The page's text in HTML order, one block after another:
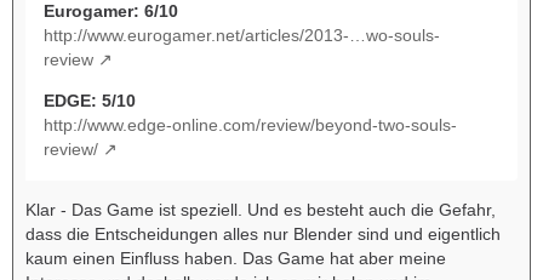
Eurogamer: 6/10
http://www.eurogamer.net/articles/2013-…wo-souls-
review
EDGE: 5/10
http://www.edge-online.com/review/beyond-two-souls-
review/
Klar - Das Game ist speziell. Und es besteht auch die Gefahr,
dass die Entscheidungen alles nur Blender sind und eigentlich
kaum einen Einfluss haben. Das Game hat aber meine